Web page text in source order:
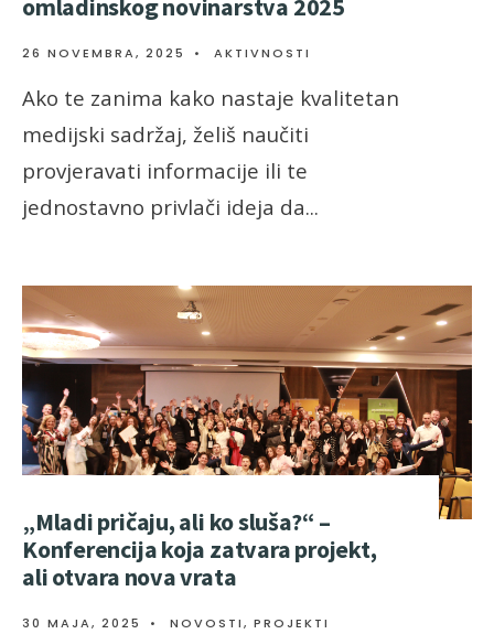
omladinskog novinarstva 2025
26 NOVEMBRA, 2025 • AKTIVNOSTI
Ako te zanima kako nastaje kvalitetan
medijski sadržaj, želiš naučiti
provjeravati informacije ili te
jednostavno privlači ideja da...
„Mladi pričaju, ali ko sluša?“ –
Konferencija koja zatvara projekt,
ali otvara nova vrata
30 MAJA, 2025 • NOVOSTI, PROJEKTI